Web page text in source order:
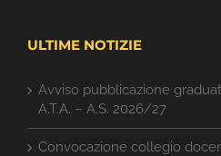
ULTIME NOTIZIE
Avviso pubblicazione
A.T.A. – A.S. 2026/27
Convocazione collegio